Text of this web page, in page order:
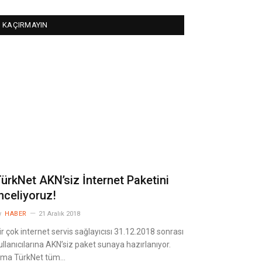
KAÇIRMAYIN
AKN’siz İnternet Paketini
HABER 21 Aralık 2018
çok internet servis sağlayıcısı 31.12.2018 sonrası
AKN’siz paket sunaya hazırlanıyor.
TürkNet tüm…